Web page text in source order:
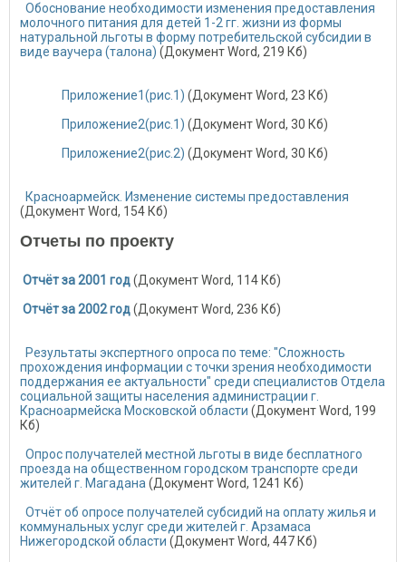
Обоснование необходимости изменения предоставления
молочного питания для детей 1-2 гг. жизни из формы
натуральной льготы в форму потребительской субсидии в
виде ваучера (талона) (Документ Word, 219 Кб)
Приложение1(рис.1) (Документ Word, 23 Кб)
Приложение2(рис.1) (Документ Word, 30 Кб)
Приложение2(рис.2) (Документ Word, 30 Кб)
Красноармейск. Изменение системы предоставления
(Документ Word, 154 Кб)
Отчеты по проекту
Отчёт за 2001 год(Документ Word, 114 Кб)
Отчёт за 2002 год(Документ Word, 236 Кб)
Результаты экспертного опроса по теме: "Сложность
прохождения информации с точки зрения необходимости
поддержания ее актуальности" среди специалистов Отдела
социальной защиты населения администрации г.
Красноармейска Московской области (Документ Word, 199
Кб)
Опрос получателей местной льготы в виде бесплатного
проезда на общественном городском транспорте среди
жителей г. Магадана (Документ Word, 1241 Кб)
Отчёт об опросе получателей субсидий на оплату жилья и
коммунальных услуг среди жителей г. Арзамаса
Нижегородской области (Документ Word, 447 Кб)